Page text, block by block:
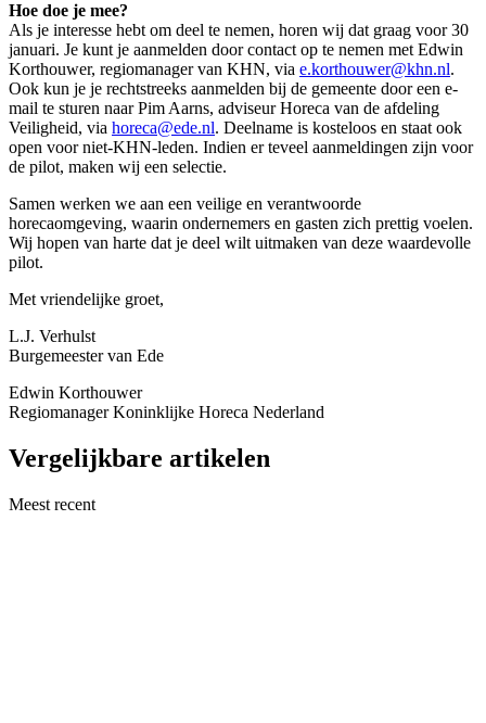
Hoe doe je mee?
Als je interesse hebt om deel te nemen, horen wij dat graag voor 30
januari. Je kunt je aanmelden door contact op te nemen met Edwin
Korthouwer, regiomanager van KHN, via e.korthouwer@khn.nl.
Ook kun je je rechtstreeks aanmelden bij de gemeente door een e-
mail te sturen naar Pim Aarns, adviseur Horeca van de afdeling
Veiligheid, via horeca@ede.nl. Deelname is kosteloos en staat ook
open voor niet-KHN-leden. Indien er teveel aanmeldingen zijn voor
de pilot, maken wij een selectie.
Samen werken we aan een veilige en verantwoorde
horecaomgeving, waarin ondernemers en gasten zich prettig voelen.
Wij hopen van harte dat je deel wilt uitmaken van deze waardevolle
pilot.
Met vriendelijke groet,
L.J. Verhulst
Burgemeester van Ede
Edwin Korthouwer
Regiomanager Koninklijke Horeca Nederland
Vergelijkbare artikelen
Meest recent